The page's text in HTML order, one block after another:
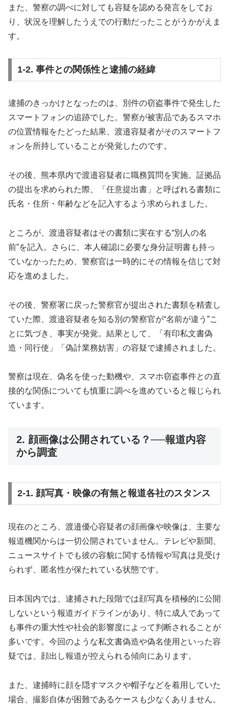
また、警察の調べに対しても容疑を認める発言をしてお
り、状況を理解したうえでの行動だったことがうかがえま
す。
1-2. 事件との関係性と逮捕の経緯
逮捕のきっかけとなったのは、別件の窃盗事件で発生した
スマートフォンの追跡でした。警察が被害品であるスマホ
の位置情報をたどった結果、渡邉容疑者がそのスマートフ
ォンを所持していることが発覚したのです。
その後、熊本県内で渡邉容疑者に職務質問を実施。証拠品
の提出を求められた際、「任意提出書」と呼ばれる書類に
氏名・住所・年齢などを記入するよう求められました。
ところが、渡邉容疑者はその書類に実在する“別人の名
前”を記入。さらに、本人確認に必要な身分証明書も持っ
ていなかったため、警察官は一時的にその情報を信じて対
応を進めました。
その後、警察署に戻った警察官が提出された書類を精査し
ていた際、渡邉容疑者を知る別の警察官が“名前が違う”こ
とに気づき、事実が発覚。結果として、「有印私文書偽
造・同行使」「偽計業務妨害」の容疑で逮捕されました。
警察は現在、偽名を使った動機や、スマホ窃盗事件との直
接的な関係についても慎重に調べを進めていると報じられ
ています。
2. 顔画像は公開されている？──報道内容
から調査
2-1. 顔写真・映像の有無と報道各社のスタンス
現在のところ、渡邉優心容疑者の顔画像や映像は、主要な
報道機関からは一切公開されていません。テレビや新聞、
ニュースサイトでも彼の容貌に関する情報や写真は見受け
られず、匿名性が保たれている状態です。
日本国内では、逮捕された段階では顔写真を積極的に公開
しないという報道ガイドラインがあり、特に成人であって
も事件の重大性や社会的影響度によって判断されることが
多いです。今回のような私文書偽造や偽名使用といった容
疑では、顔出し報道が控えられる傾向にあります。
また、逮捕時に顔を隠すマスクや帽子などを着用していた
場合、撮影自体が困難であるケースも少なくありません。